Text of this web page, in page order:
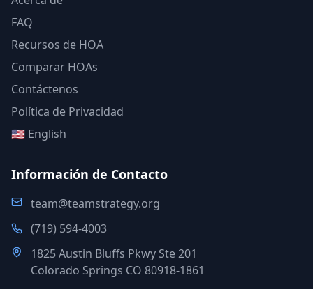
FAQ
Recursos de HOA
Comparar HOAs
Contáctenos
Política de Privacidad
🇺🇸 English
Información de Contacto
team@teamstrategy.org
(719) 594-4003
1825 Austin Bluffs Pkwy Ste 201
Colorado Springs CO 80918-1861